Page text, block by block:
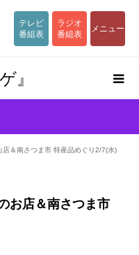
テレビ
番組表
ラジオ
番組表
メニュー
』
＆南さつま市 特産品めぐり2/7(水)
お店＆南さつま市